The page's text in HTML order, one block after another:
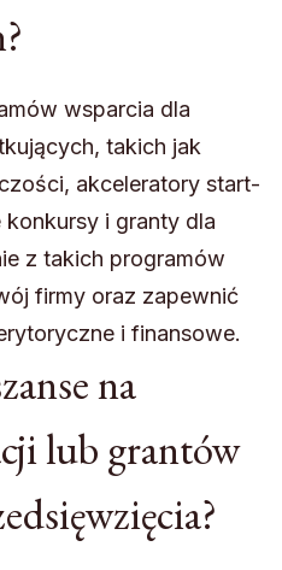
wsparcia dla
takich jak
akceleratory start-
i granty dla
z takich programów
firmy oraz zapewnić
i finansowe.
na
lub grantów